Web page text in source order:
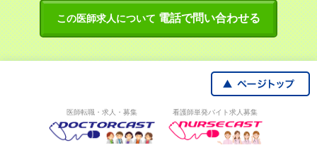
この医師求人について 電話で問い合わせる
医師転職・求人・募集 看護師単発バイト求人募集